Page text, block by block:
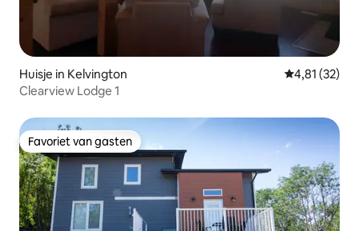
Huisje in Kelvington Gemiddelde
4,81 (32)
Clearview Lodge 1
Favoriet van gasten
Favoriet van gasten